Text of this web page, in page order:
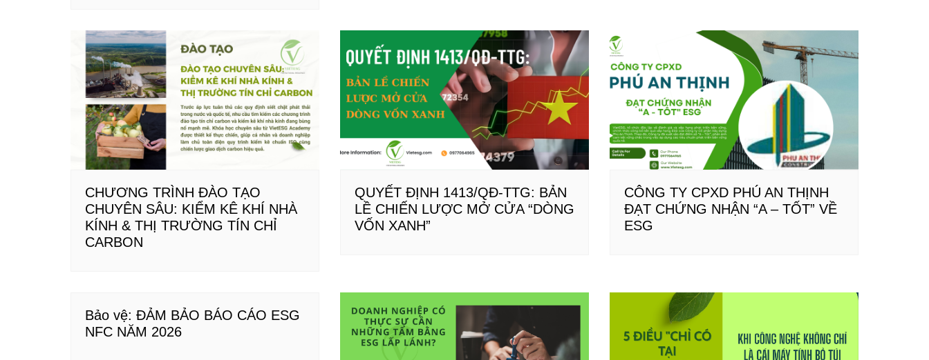
CHƯƠNG TRÌNH ĐÀO TẠO
CHUYÊN SÂU: KIỂM KÊ KHÍ NHÀ
KÍNH & THỊ TRƯỜNG TÍN CHỈ
CARBON
QUYẾT ĐỊNH 1413/QĐ-TTG: BẢN
LỀ CHIẾN LƯỢC MỞ CỬA “DÒNG
VỐN XANH”
CÔNG TY CPXD PHÚ AN THỊNH
ĐẠT CHỨNG NHẬN “A – TỐT” VỀ
ESG
Bảo vệ: ĐẢM BẢO BÁO CÁO ESG
NFC NĂM 2026